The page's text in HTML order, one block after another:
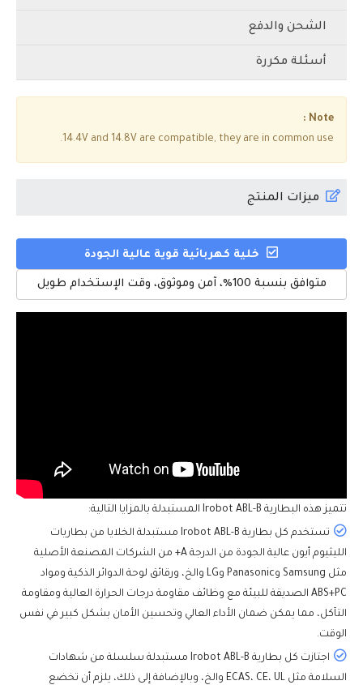
الشحن والدفع
أسئلة مكررة
Note :
14.4V and 14.8V are compatible, they are in common use.
ميزات المنتج
خلية كهربائية قوية عالية الجودة
متوافق بنسبة 100%، آمن وموثوق، وقت الإستخدام طويل
تتميز هذه البطارية Irobot ABL-B المستبدلة بالمزايا التالية:
تستخدم كل بطارية Irobot ABL-B مستبدلة الخلايا من بطاريات
الليثيوم أيون عالية الجودة من الدرجة A+ من الشركات المصنعة الأصلية
مثل Samsung وPanasonic وLG والخ، ورقائق لوحة الدوائر الذكية ومواد
ABS+PC الصديقة للبيئة مع وظائف مقاومة درجات الحرارة العالية ومقاومة
التآكل، مما يمكن ضمان الأداء العالي وتحسين الأمان بشكل كبير في نفس
الوقت.
اجتازت كل بطارية Irobot ABL-B مستبدلة سلسلة من شهادات
السلامة مثل ECAS، CE، UL والخ، وبالإضافة إلى ذلك، يلزم أن تخضع